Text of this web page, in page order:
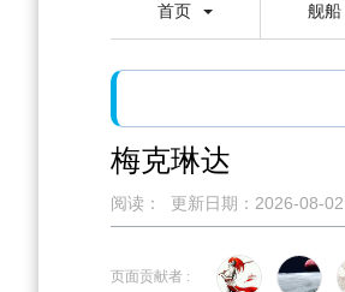
首页 舰船
梅克琳达
阅读： 更新日期： 2026-08-02
到
到
页面贡献者 :